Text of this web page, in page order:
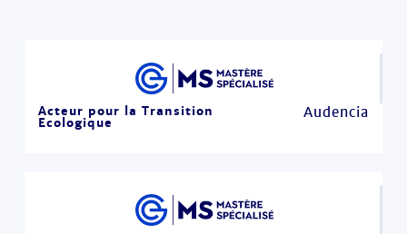
Acteur pour la Transition
Ecologique
Audencia